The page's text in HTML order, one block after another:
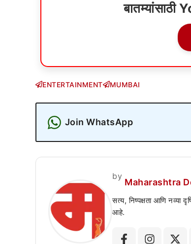
ENTERTAINMENT MUMBAI
Join WhatsApp
by
Maharashtra
सत्य, निष्पक्षता आणि नव्या
आहे.